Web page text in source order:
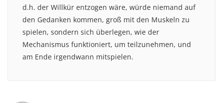
d.h. der Willkür entzogen wäre, würde niemand auf
den Gedanken kommen, groß mit den Muskeln zu
spielen, sondern sich überlegen, wie der
Mechanismus funktioniert, um teilzunehmen, und
am Ende irgendwann mitspielen.